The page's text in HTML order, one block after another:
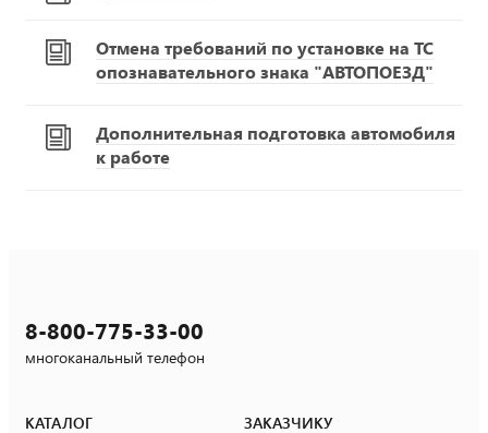
Отмена требований по установке на ТС
опознавательного знака "АВТОПОЕЗД"
Дополнительная подготовка автомобиля
к работе
8-800-775-33-00
многоканальный телефон
КАТАЛОГ ЗАКАЗЧИКУ